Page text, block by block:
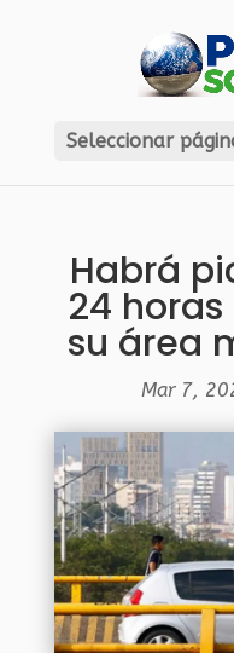
Seleccionar
Habrá
24
su área
Mar 7,